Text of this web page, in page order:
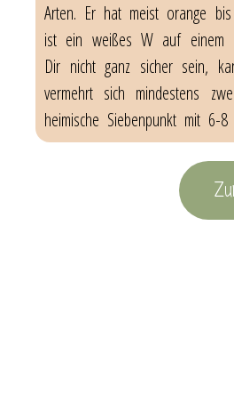
Arten. Er hat meist orange
ist ein weißes W auf einem
Dir nicht ganz sicher sein,
vermehrt sich mindestens
heimische Siebenpunkt mit 6-8